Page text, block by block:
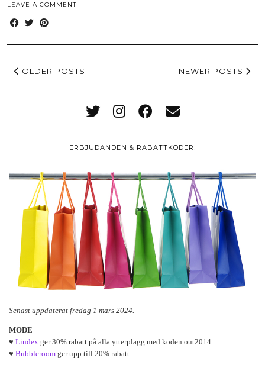
LEAVE A COMMENT
OLDER POSTS NEWER POSTS
ERBJUDANDEN & RABATTKODER!
Senast uppdaterat fredag 1 mars 2024.
MODE
♥ Lindex ger 30% rabatt på alla ytterplagg med koden out2014.
♥ Bubbleroom ger upp till 20% rabatt.